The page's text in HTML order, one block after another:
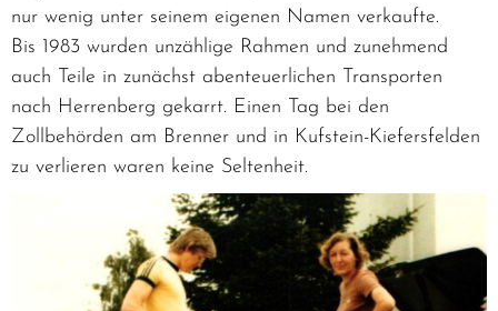
nur wenig unter seinem eigenen Namen verkaufte.
Bis 1983 wurden unzählige Rahmen und zunehmend
auch Teile in zunächst abenteuerlichen Transporten
nach Herrenberg gekarrt. Einen Tag bei den
Zollbehörden am Brenner und in Kufstein-Kiefersfelden
zu verlieren waren keine Seltenheit.